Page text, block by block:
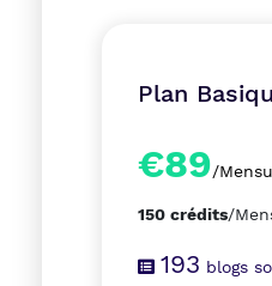
Plan
€89/
150 crédits/
193 blogs